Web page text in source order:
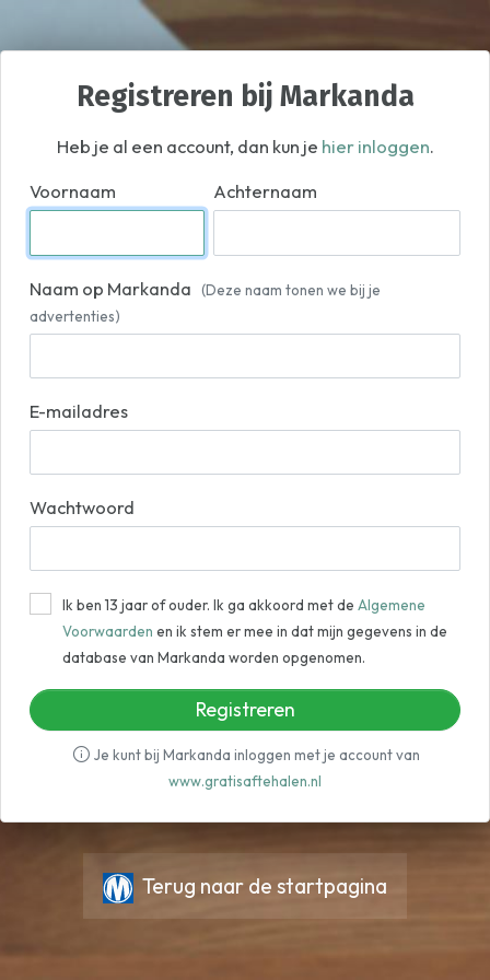
Registreren bij Markanda
Heb je al een account, dan kun je hier inloggen.
Voornaam Achternaam
Naam op Markanda
(Deze naam tonen we bij je
advertenties)
E-mailadres
Wachtwoord
Ik ben 13 jaar of ouder. Ik ga akkoord met deAlgemene
Voorwaarden en ik stem er mee in dat mijn gegevens in de
database van Markanda worden opgenomen.
Registreren
Je kunt bij Markanda inloggen met je account van
www.gratisaftehalen.nl
Terug naar de startpagina